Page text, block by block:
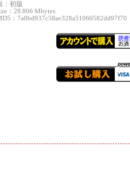
：初版
：28.806 Mbytes
：7a0bd937c58ae328a51060582dd97f70